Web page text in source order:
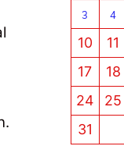
3 4
10
11
17
18
24
25
31